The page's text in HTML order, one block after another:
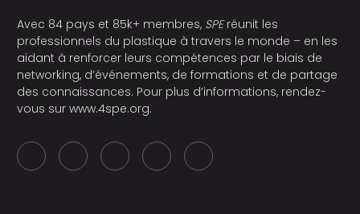
Avec 84 pays et 85k+ membres, SPEréunit les
professionnels du plastique à travers le monde – en les
aidant à renforcer leurs compétences par le biais de
networking, d’événements, de formations et de partage
des connaissances. Pour plus d’informations, rendez-
vous sur www.4spe.org.